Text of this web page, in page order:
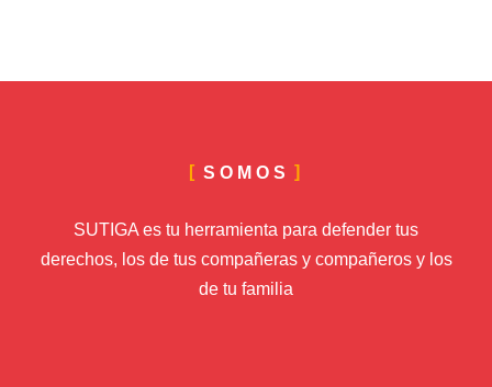
SOMOS
SUTIGA es tu herramienta para defender tus
derechos, los de tus compañeras y compañeros y los
de tu familia